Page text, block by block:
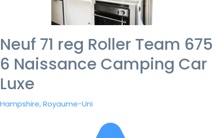
Neuf 71 reg Roller Team 675
6 Naissance Camping Car
Luxe
Hampshire, Royaume-Uni